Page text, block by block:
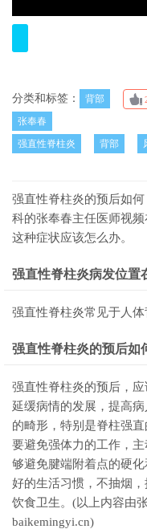
分类和标签：
背部
张奉春
强直性脊柱炎
背部
强直性脊柱炎的预后如
科的张奉春主任医师视
这种症状应该怎么办。
强直性脊柱炎病发位置
强直性脊柱炎常见于人体
强直性脊柱炎的预后如
强直性脊柱炎的预后，
延缓病情的发展，提高
的畸形，特别是脊柱强
要避免强体力的工作，
够避免腱端附着点的硬
好的生活习惯，不抽烟
饮食卫生。(以上内容由
baikemingyi.cn)